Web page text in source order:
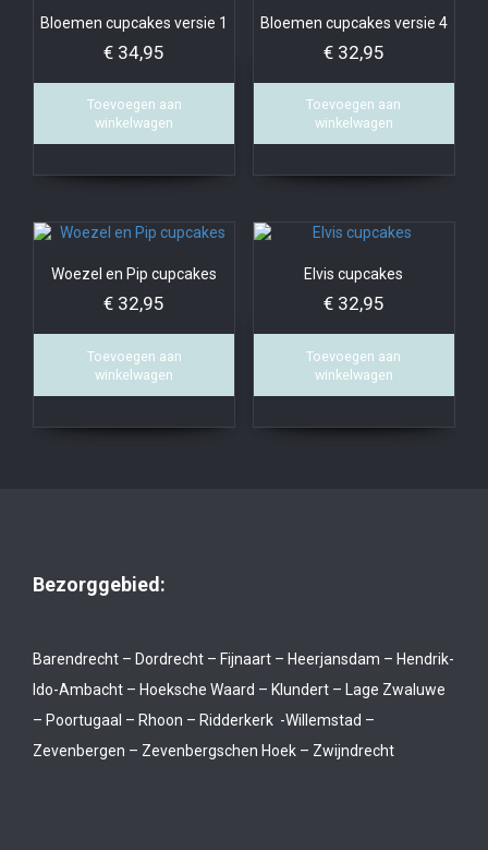
Bloemen cupcakes versie 1
€ 34,95
Toevoegen aan
winkelwagen
Bloemen cupcakes versie 4
€32,95
Toevoegen aan
winkelwagen
Woezel en Pip cupcakes
€ 32,95
Toevoegen aan
winkelwagen
Elvis cupcakes
€32,95
Toevoegen aan
winkelwagen
Bezorggebied:
Barendrecht – Dordrecht – Fijnaart – Heerjansdam – Hendrik-
Ido-Ambacht – Hoeksche Waard – Klundert – Lage Zwaluwe
– Poortugaal – Rhoon – Ridderkerk -Willemstad –
Zevenbergen – Zevenbergschen Hoek – Zwijndrecht